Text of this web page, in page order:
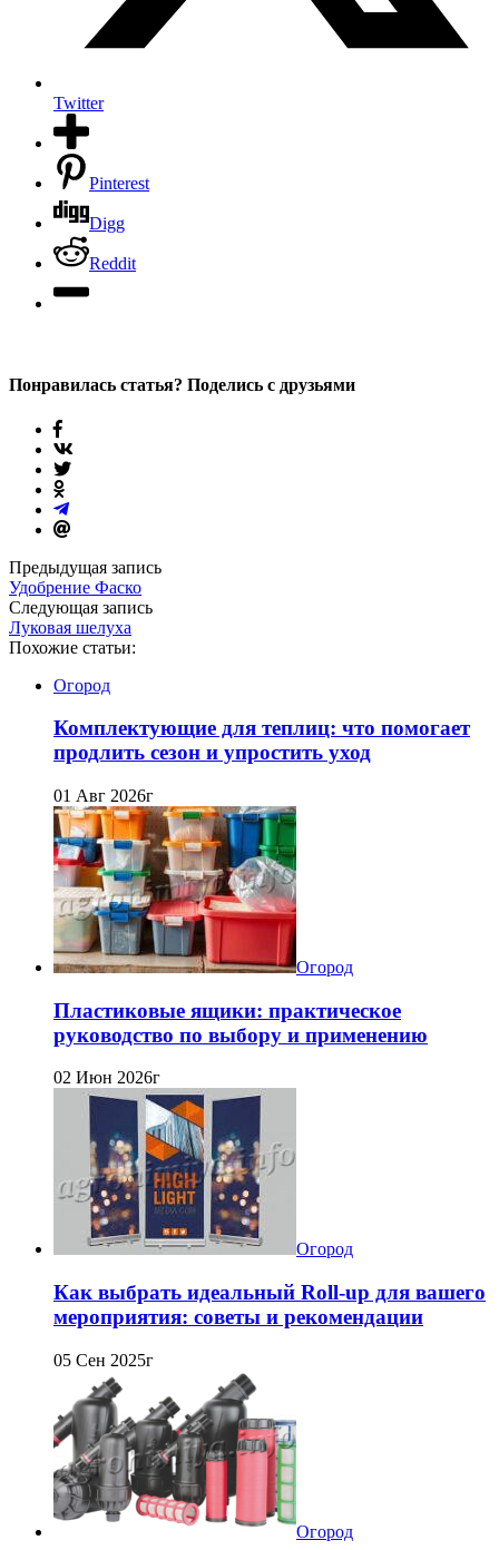
Twitter
Pinterest
Digg
Reddit
Понравилась статья? Поделись с друзьями
Предыдущая запись
Удобрение Фаско
Следующая запись
Луковая шелуха
Похожие статьи:
Огород
Комплектующие для теплиц: что помогает
продлить сезон и упростить уход
01 Авг 2026г
Огород
Пластиковые ящики: практическое
руководство по выбору и применению
02 Июн 2026г
Огород
Как выбрать идеальный Roll-up для вашего
мероприятия: советы и рекомендации
05 Сен 2025г
Огород